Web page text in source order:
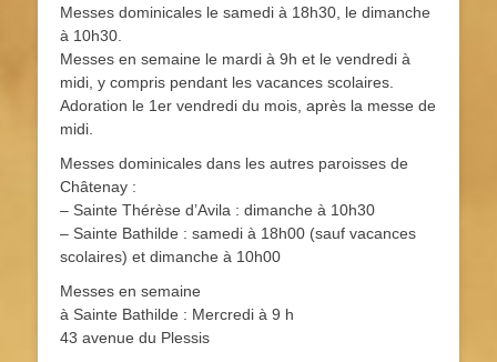
Messes dominicales le samedi à 18h30, le dimanche
à 10h30.
Messes en semaine le mardi à 9h et le vendredi à
midi, y compris pendant les vacances scolaires.
Adoration le 1er vendredi du mois, après la messe de
midi.
Messes dominicales dans les autres paroisses de
Châtenay :
– Sainte Thérèse d’Avila : dimanche à 10h30
– Sainte Bathilde : samedi à 18h00 (sauf vacances
scolaires) et dimanche à 10h00
Messes en semaine
à Sainte Bathilde : Mercredi à 9 h
43 avenue du Plessis